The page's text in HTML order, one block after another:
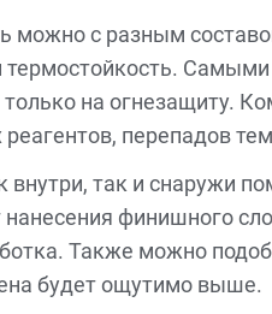
можно с разным
термостойкость.
на огнезащиту.
перепадов
так и снаружи
нанесения финишного
Также можно
будет ощутимо выше.